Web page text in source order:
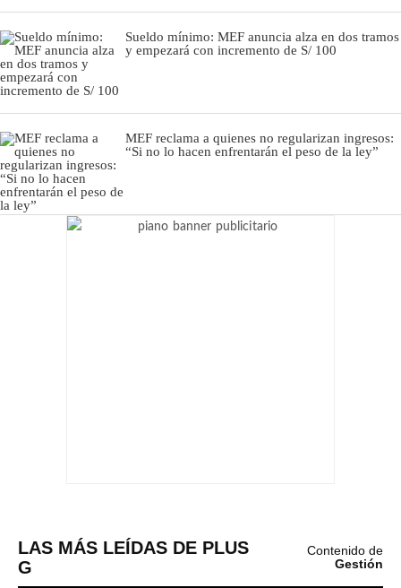
Sueldo mínimo: MEF anuncia alza en dos tramos
y empezará con incremento de S/ 100
MEF reclama a quienes no regularizan ingresos:
“Si no lo hacen enfrentarán el peso de la ley”
LAS MÁS LEÍDAS DE PLUS
G
Contenido de
Gestión